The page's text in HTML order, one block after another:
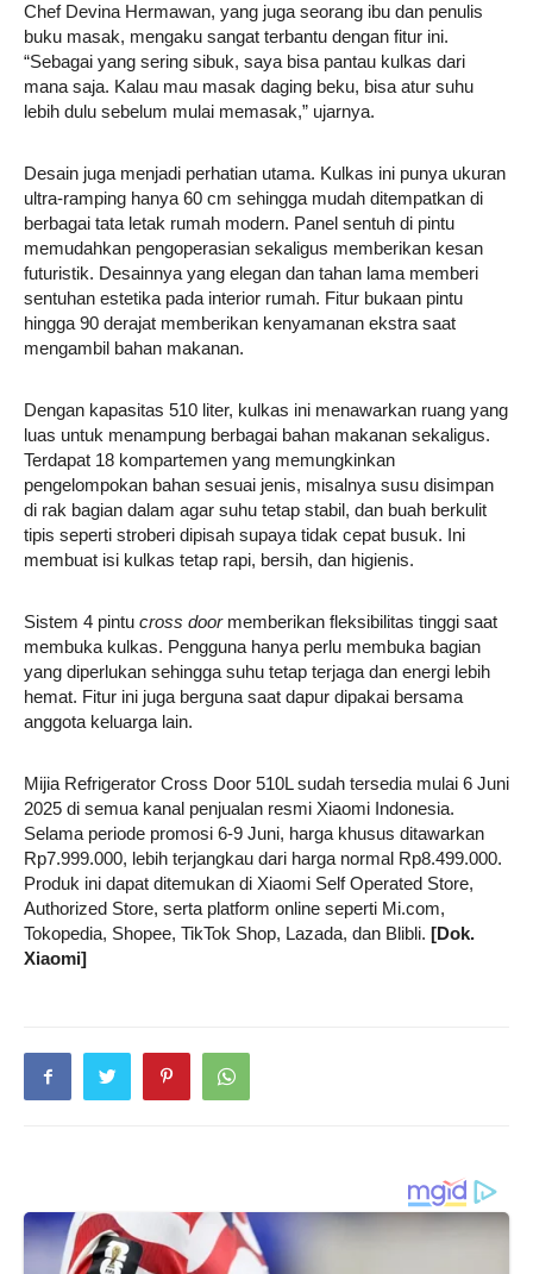
Chef Devina Hermawan, yang juga seorang ibu dan penulis
buku masak, mengaku sangat terbantu dengan fitur ini.
“Sebagai yang sering sibuk, saya bisa pantau kulkas dari
mana saja. Kalau mau masak daging beku, bisa atur suhu
lebih dulu sebelum mulai memasak,” ujarnya.
Desain juga menjadi perhatian utama. Kulkas ini punya ukuran
ultra-ramping hanya 60 cm sehingga mudah ditempatkan di
berbagai tata letak rumah modern. Panel sentuh di pintu
memudahkan pengoperasian sekaligus memberikan kesan
futuristik. Desainnya yang elegan dan tahan lama memberi
sentuhan estetika pada interior rumah. Fitur bukaan pintu
hingga 90 derajat memberikan kenyamanan ekstra saat
mengambil bahan makanan.
Dengan kapasitas 510 liter, kulkas ini menawarkan ruang yang
luas untuk menampung berbagai bahan makanan sekaligus.
Terdapat 18 kompartemen yang memungkinkan
pengelompokan bahan sesuai jenis, misalnya susu disimpan
di rak bagian dalam agar suhu tetap stabil, dan buah berkulit
tipis seperti stroberi dipisah supaya tidak cepat busuk. Ini
membuat isi kulkas tetap rapi, bersih, dan higienis.
Sistem 4 pintu cross doormemberikan fleksibilitas tinggi saat
membuka kulkas. Pengguna hanya perlu membuka bagian
yang diperlukan sehingga suhu tetap terjaga dan energi lebih
hemat. Fitur ini juga berguna saat dapur dipakai bersama
anggota keluarga lain.
Mijia Refrigerator Cross Door 510L sudah tersedia mulai 6 Juni
2025 di semua kanal penjualan resmi Xiaomi Indonesia.
Selama periode promosi 6-9 Juni, harga khusus ditawarkan
Rp7.999.000, lebih terjangkau dari harga normal Rp8.499.000.
Produk ini dapat ditemukan di Xiaomi Self Operated Store,
Authorized Store, serta platform online seperti Mi.com,
Tokopedia, Shopee, TikTok Shop, Lazada, dan Blibli. [Dok.
Xiaomi]